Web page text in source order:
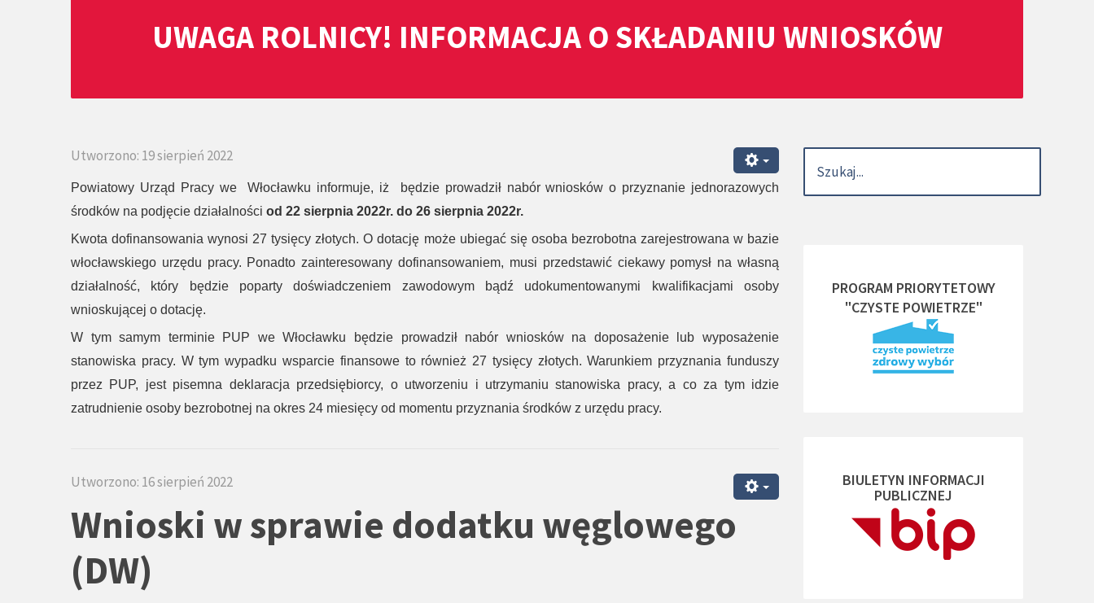
UWAGA ROLNICY! INFORMACJA O SKŁADANIU WNIOSKÓW
Utworzono: 19 sierpień 2022
Powiatowy Urząd Pracy we Włocławku informuje, iż będzie prowadził nabór wniosków o przyznanie jednorazowych
środków na podjęcie działalności od 22 sierpnia 2022r. do 26 sierpnia 2022r.
Kwota dofinansowania wynosi 27 tysięcy złotych. O dotację może ubiegać się osoba bezrobotna zarejestrowana w bazie
włocławskiego urzędu pracy. Ponadto zainteresowany dofinansowaniem, musi przedstawić ciekawy pomysł na własną
działalność, który będzie poparty doświadczeniem zawodowym bądź udokumentowanymi kwalifikacjami osoby
wnioskującej o dotację.
W tym samym terminie PUP we Włocławku będzie prowadził nabór wniosków na doposażenie lub wyposażenie
stanowiska pracy. W tym wypadku wsparcie finansowe to również 27 tysięcy złotych. Warunkiem przyznania funduszy
przez PUP, jest pisemna deklaracja przedsiębiorcy, o utworzeniu i utrzymaniu stanowiska pracy, a co za tym idzie
zatrudnienie osoby bezrobotnej na okres 24 miesięcy od momentu przyznania środków z urzędu pracy.
Utworzono: 16 sierpień 2022
Wnioski w sprawie dodatku węglowego
(DW)
PROGRAM PRIORYTETOWY
"CZYSTE POWIETRZE"
BIULETYN INFORMACJI
PUBLICZNEJ